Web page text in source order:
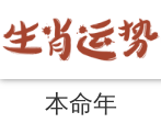
本命年